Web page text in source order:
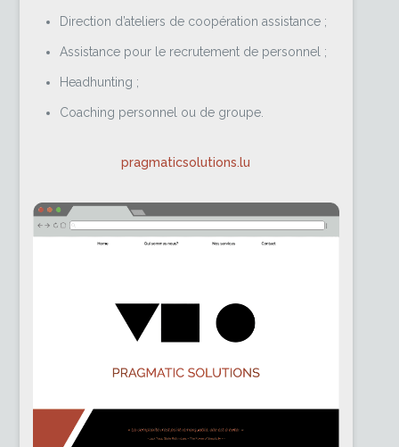
Direction d’ateliers de coopération assistance ;
Assistance pour le recrutement de personnel ;
Headhunting ;
Coaching personnel ou de groupe.
pragmaticsolutions.lu